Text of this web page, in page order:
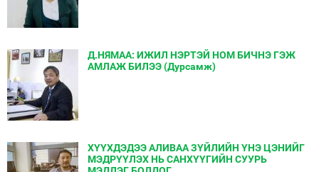
Д.НЯМАА: ИЖИЛ НЭРТЭЙ НОМ БИЧНЭ ГЭЖ
АМЛАЖ БИЛЭЭ (Дурсамж)
ХҮҮХДЭДЭЭ АЛИВАА ЗҮЙЛИЙН ҮНЭ ЦЭНИЙГ
МЭДРҮҮЛЭХ НЬ САНХҮҮГИЙН СУУРЬ